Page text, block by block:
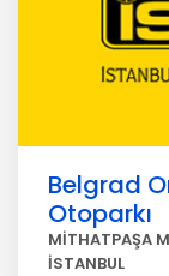
Belgrad
Otoparkı
MİTHATPAŞA
İSTANBUL